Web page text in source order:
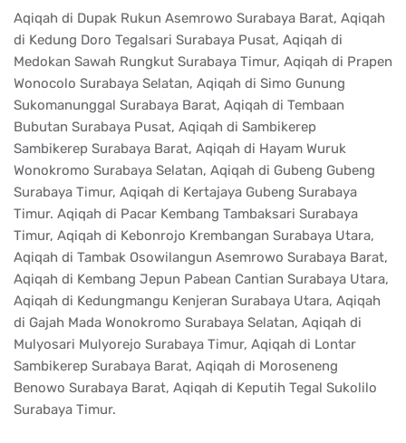
Aqiqah di Dupak Rukun Asemrowo Surabaya Barat, Aqiqah
di Kedung Doro Tegalsari Surabaya Pusat, Aqiqah di
Medokan Sawah Rungkut Surabaya Timur, Aqiqah di Prapen
Wonocolo Surabaya Selatan, Aqiqah di Simo Gunung
Sukomanunggal Surabaya Barat, Aqiqah di Tembaan
Bubutan Surabaya Pusat, Aqiqah di Sambikerep
Sambikerep Surabaya Barat, Aqiqah di Hayam Wuruk
Wonokromo Surabaya Selatan, Aqiqah di Gubeng Gubeng
Surabaya Timur, Aqiqah di Kertajaya Gubeng Surabaya
Timur. Aqiqah di Pacar Kembang Tambaksari Surabaya
Timur, Aqiqah di Kebonrojo Krembangan Surabaya Utara,
Aqiqah di Tambak Osowilangun Asemrowo Surabaya Barat,
Aqiqah di Kembang Jepun Pabean Cantian Surabaya Utara,
Aqiqah di Kedungmangu Kenjeran Surabaya Utara, Aqiqah
di Gajah Mada Wonokromo Surabaya Selatan, Aqiqah di
Mulyosari Mulyorejo Surabaya Timur, Aqiqah di Lontar
Sambikerep Surabaya Barat, Aqiqah di Moroseneng
Benowo Surabaya Barat, Aqiqah di Keputih Tegal Sukolilo
Surabaya Timur.